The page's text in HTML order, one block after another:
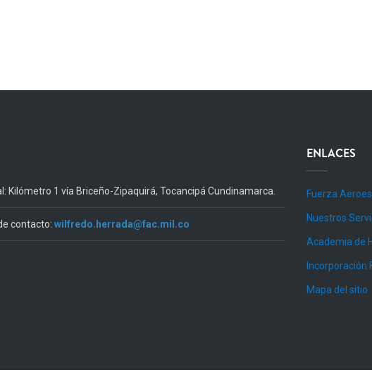
Kilómetro 1 vía Briceño-Zipaquirá, Tocancipá Cundinamarca.
contacto: wilfredo.herrada@fac.mil.co
ENLACES
Fuerza
Nuestros
Academia de
Incorporación
Mapa del sitio